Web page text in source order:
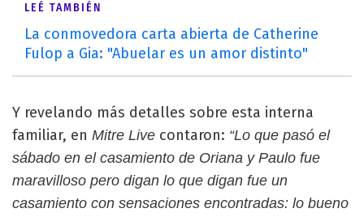
LEÉ TAMBIÉN
La conmovedora carta abierta de Catherine
Fulop a Gia: "Abuelar es un amor distinto"
Y revelando más detalles sobre esta interna
familiar, en Mitre Live contaron: “Lo que pasó el
sábado en el casamiento de Oriana y Paulo fue
maravilloso pero digan lo que digan fue un
casamiento con sensaciones encontradas: lo bueno